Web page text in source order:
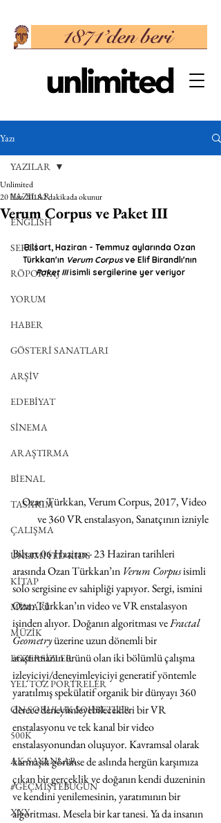
Yazı
YAZILAR
ENGLISH
SERGİ
RÖPORTAJ
YORUM
HABER
GÖSTERİ SANATLARI
ARŞİV
EDEBİYAT
SİNEMA
ARAŞTIRMA
BİENAL
TASARIM
ÇALIŞMA
UNLIMITED KIDS
KİTAP
MİMARİ
MÜZİK
EGZERSİZLER
YEL TOZ PORTRELER
ON SORULUK SOHBETLER
500K
AK-SAYANLAR
#GEÇMİŞTEBUGÜN
XXY
YAZILAR
Verum Corpus ve Paket III
Unlimited
20 Haz 20182 dakikada okunur
Bilsart, Haziran - Temmuz aylarında Ozan
Türkkan'ın Verum Corpus ve Elif Birandlı'nın
Paket III isimli sergilerine yer veriyor
Ozan Türkkan, Verum Corpus, 2017, Video
ve 360 VR enstalasyon, Sanatçının izniyle
Bilsart 06 Haziran - 23 Haziran tarihleri
arasında Ozan Türkkan’ın Verum Corpus isimli
solo sergisine ev sahipliği yapıyor. Sergi, ismini
Ozan Türkkan’ın video ve VR enstalasyon
işinden alıyor. Doğanın algoritması ve Fractal
Geometry üzerine uzun dönemli bir
araştırmanın ürünü olan iki bölümlü çalışma
izleyiciyi/deneyimleyiciyi generatif yöntemle
yaratılmış spekülatif organik bir dünyayı 360
derece deneyimleyebilecekleri bir VR
enstalasyonu ve tek kanal bir video
enstalasyonundan oluşuyor. Kavramsal olarak
karmaşık görünse de aslında hergün karşımıza
çıkan bir gerçeklik ve doğanın kendi duzeninin
ve kendini yenilemesinin, yaratımının bir
algoritması. Mesela bir kar tanesi. Ya da insanın